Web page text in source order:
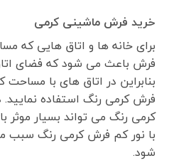
خرید فرش ماشینی کرمی
برای خانه ها و اتاق هایی که
فرش باعث می شود که فضای
بنابراین در اتاق های با
فرش کرمی رنگ استفاده
کرمی رنگ می تواند بسیار موثر
با نور کم فرش کرمی رنگ سبب
شود.